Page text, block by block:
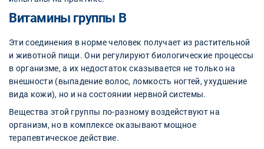
Витамины группы В
Эти соединения в норме человек получает из растительной
и животной пищи. Они регулируют биологические процессы
в организме, а их недостаток сказывается не только на
внешности (выпадение волос, ломкость ногтей, ухудшение
вида кожи), но и на состоянии нервной системы.
Вещества этой группы по-разному воздействуют на
организм, но в комплексе оказывают мощное
терапевтическое действие.